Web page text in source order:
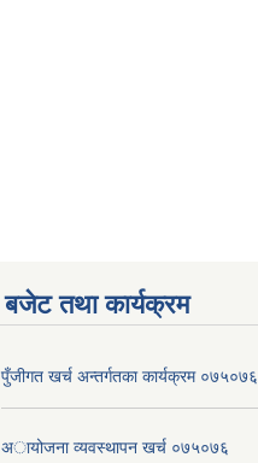
बजेट तथा कार्यक्रम
पुँजीगत खर्च अन्तर्गतका कार्यक्रम ०७५०७६
अायोजना व्यवस्थापन खर्च ०७५०७६